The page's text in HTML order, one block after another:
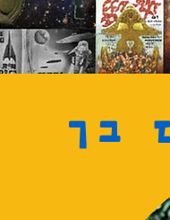
בך